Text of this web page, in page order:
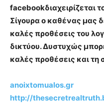
facebookδιαχειρίζεται
Σίγουρα ο καθένας μας
καλές προθέσεις του
δικτύου. Δυστυχώς
καλές προθέσεις και
anoixtomualos.gr
http://